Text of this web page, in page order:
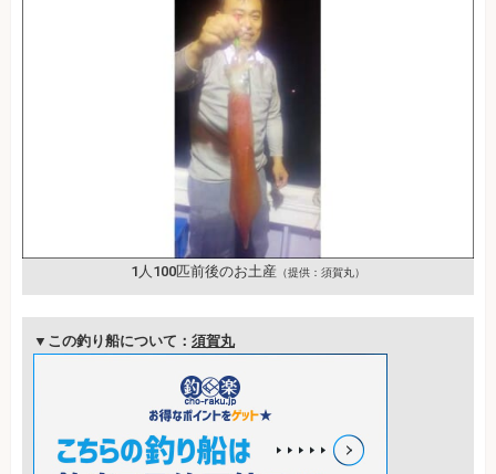
1人100匹前後のお土産 （提供：須賀丸）
▼この釣り船について： 須賀丸